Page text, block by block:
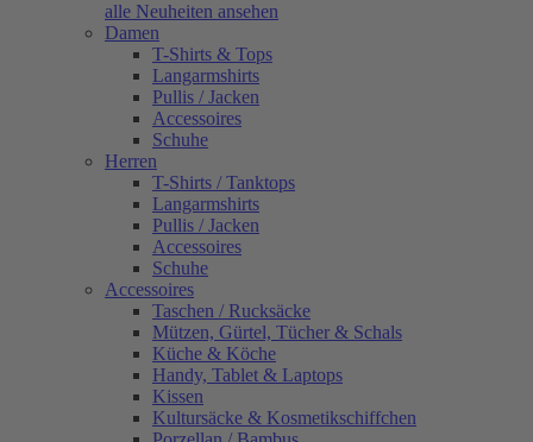
alle Neuheiten ansehen
Damen
T-Shirts & Tops
Langarmshirts
Pullis / Jacken
Accessoires
Schuhe
Herren
T-Shirts / Tanktops
Langarmshirts
Pullis / Jacken
Accessoires
Schuhe
Accessoires
Taschen / Rucksäcke
Mützen, Gürtel, Tücher & Schals
Küche & Köche
Handy, Tablet & Laptops
Kissen
Kultursäcke & Kosmetikschiffchen